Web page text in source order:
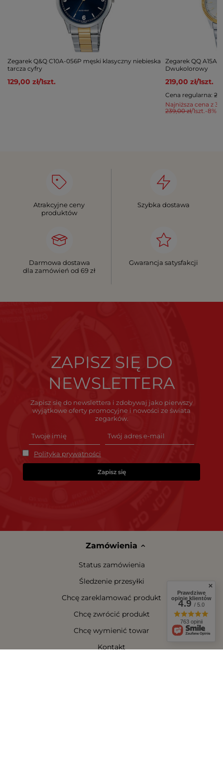
Zegarek Q&Q C10A-056P męski klasyczny niebieska
tarcza cyfry
129,00 zł/1szt.
Zegarek QQ
Dwukolorowy
219,00 zł/1szt.
Najniższa cena z
239,00 zł/1szt.-8%
Cena regularna:
Atrakcyjne ceny
produktów
Szybka dostawa
Darmowa dostawa
dla zamówień od 69 zł
Gwarancja satysfakcji
ZAPISZ SIĘ DO
NEWSLETTERA
Zapisz się do newslettera i zdobywaj jako pierwszy
wyjątkowe oferty promocyjne i nowości ze świata
zegarków.
Polityka prywatności
Zapisz się
Zamówienia
Status zamówienia
Śledzenie przesyłki
Chcę zareklamować produkt
Chcę zwrócić produkt
Chcę wymienić towar
Kontakt
Prawdziwe
opinie klientów
4.9/ 5.0
763 opinii